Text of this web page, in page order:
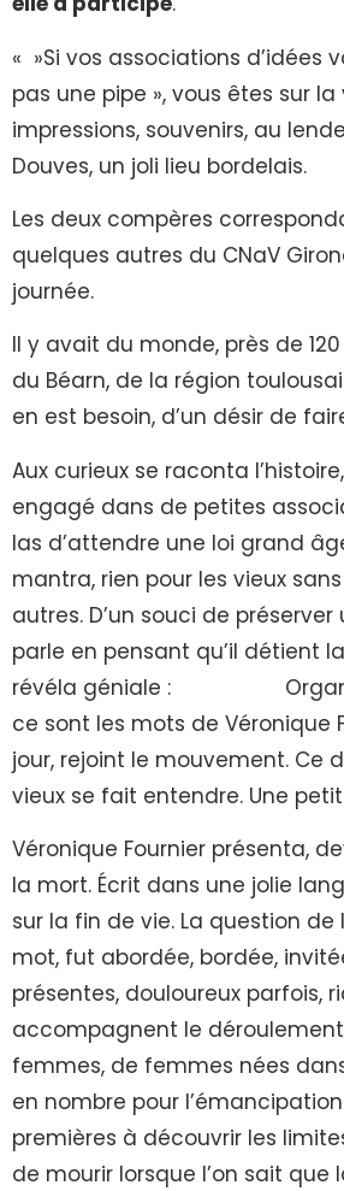
« »Si vos associations d’idées
pas une pipe », vous êtes sur
impressions, souvenirs, au
Douves, un joli lieu bordelais.
Les deux compères
quelques autres du CNaV
journée.
Il y avait du monde, près de
du Béarn, de la région
en est besoin, d’un désir de
Aux curieux se raconta
engagé dans de petites
las d’attendre une loi grand
mantra, rien pour les vieux
autres. D’un souci de
parle en pensant qu’il détient
révéla géniale : Organiser
ce sont les mots de Véronique
jour, rejoint le mouvement. Ce
vieux se fait entendre. Une
Véronique Fournier présenta,
la mort. Écrit dans une jolie
sur la fin de vie. La question
mot, fut abordée, bordée,
présentes, douloureux parfois,
accompagnent le
femmes, de femmes nées
en nombre pour
premières à découvrir les
de mourir lorsque l’on sait